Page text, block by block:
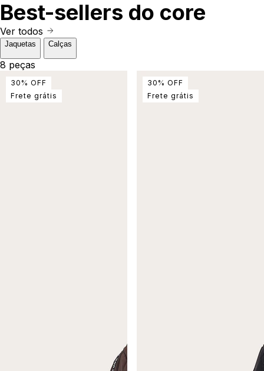
Best-sellers do core
Ver todos
Jaquetas Calças
8 peças
30 % OFF
Frete grátis
30 % OFF
Frete grátis